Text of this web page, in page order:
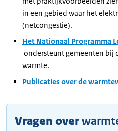
in een gebied waar het
(netcongestie).
Het Nationaal Programma
ondersteunt gemeenten bij
warmte.
Publicaties over de
Vragen over